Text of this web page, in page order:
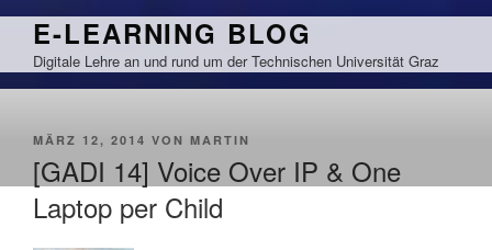
Zum
springen
E-LEARNING BLOG
Digitale Lehre an und rund um der Technischen Universität Graz
VERÖFFENTLICHT
MÄRZ 12, 2014 VON MARTIN
[GADI 14] Voice Over IP & One
Laptop per Child